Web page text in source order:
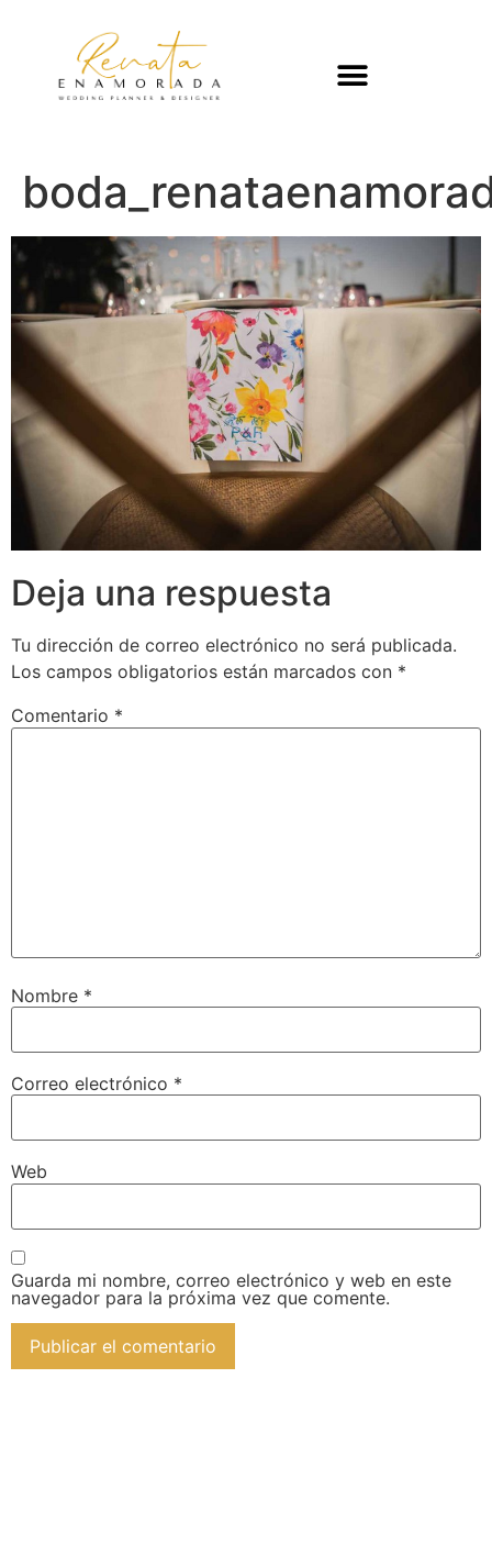
Deja una respuesta
Tu dirección de correo electrónico no será publicada.
Los campos obligatorios están marcados con *
Comentario *
Nombre *
Correo electrónico *
Web
Guarda mi nombre, correo electrónico y web en este
navegador para la próxima vez que comente.